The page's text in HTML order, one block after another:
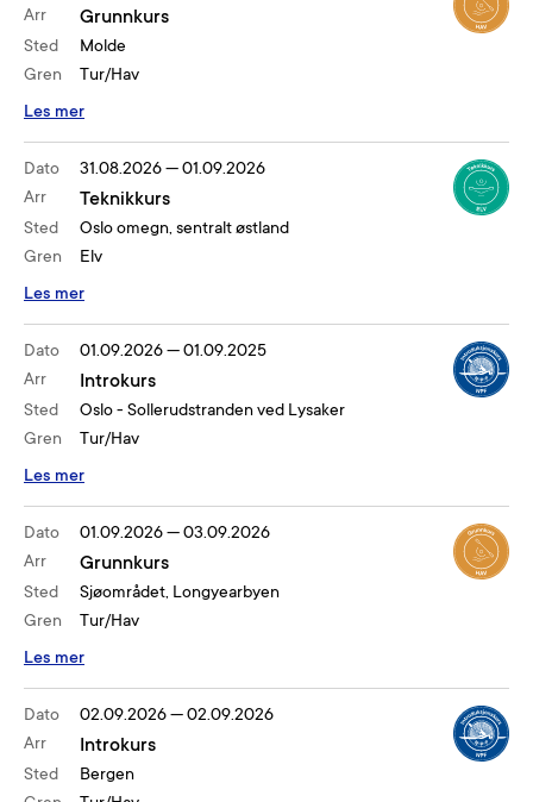
Arr
Sted
Gren
Grunnkurs
Molde
Tur/Hav
Les mer
Dato
Arr
Sted
Gren
31.08.2026—01.09.2026
Teknikkurs
Oslo omegn, sentralt østland
Elv
Les mer
Dato
Arr
Sted
Gren
01.09.2026—01.09.2025
Introkurs
Oslo - Sollerudstranden ved Lysaker
Tur/Hav
Les mer
Dato
Arr
Sted
Gren
01.09.2026—03.09.2026
Grunnkurs
Sjøområdet, Longyearbyen
Tur/Hav
Les mer
Dato
Arr
Sted
02.09.2026—02.09.2026
Introkurs
Bergen